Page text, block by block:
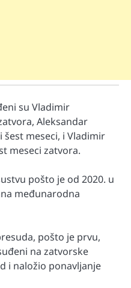
su Vladimir
Aleksandar
meseci, i Vladimir
meseci zatvora.
pošto je od 2020. u
međunarodna
pošto je prvu,
na zatvorske
i naložio ponavljanje